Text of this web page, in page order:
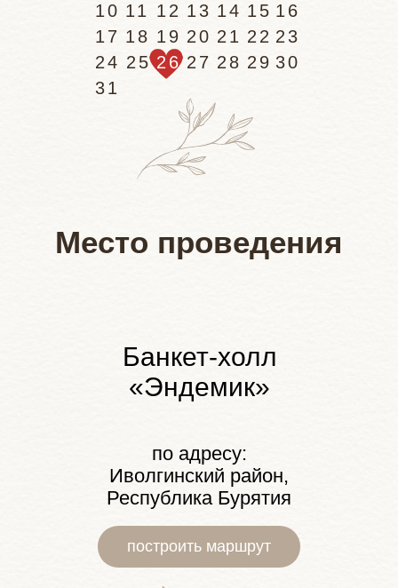
31
12
11
10 15
14
13
20
19
17
16
22
21
27
24
23
29
28 30
25
18
26
Место проведения
по адресу:
Иволгинский район,
Республика Бурятия
Банкет-холл
«Эндемик»
построить маршрут